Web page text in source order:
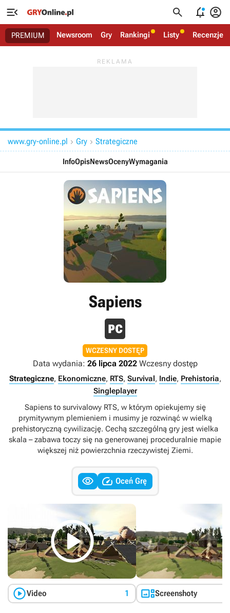
   
PREMIUM Newsroom Gry Rankingi Listy Recenzje
www.gry-online.pl  Gry  Strategiczne
InfoOpisNewsOcenyWymagania
Sapiens
WCZESNY DOSTĘP
Data wydania: 26 lipca 2022Wczesny dostęp
Strategiczne, Ekonomiczne, RTS, Survival, Indie, Prehistoria,
Singleplayer
Sapiens to survivalowy RTS, w którym opiekujemy się
prymitywnym plemieniem i musimy je rozwinąć w wielką
prehistoryczną cywilizację. Cechą szczególną gry jest wielka
skala – zabawa toczy się na generowanej proceduralnie mapie
większej niż powierzchnia rzeczywistej Ziemi.
  Oceń Grę

Video 1 Screenshoty